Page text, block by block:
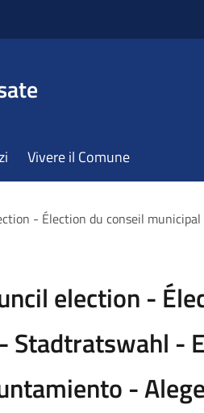
Vivere il Comune
- Élection du conseil
election -
Stadtratswahl -
-